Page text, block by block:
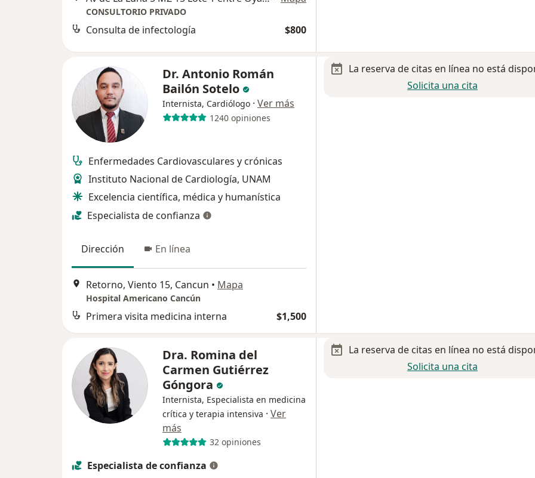
CONSULTORIO PRIVADO
Consulta de infectología $800
Dr. Antonio Román
Bailón Sotelo
Internista, Cardiólogo · Ver más
1240 opiniones
Enfermedades Cardiovasculares y crónicas
Instituto Nacional de Cardiología, UNAM
Excelencia científica, médica y humanística
Especialista de confianza
Dirección En línea
Retorno, Viento 15, Cancun • Mapa
Hospital Americano Cancún
Primera visita medicina interna $1,500
La reserva de citas en línea no está
Solicita una cita
Dra. Romina del
Carmen Gutiérrez
Góngora
Internista, Especialista en medicina
crítica y terapia intensiva · Ver
más
32 opiniones
Especialista de confianza
La reserva de citas en línea no está
Solicita una cita